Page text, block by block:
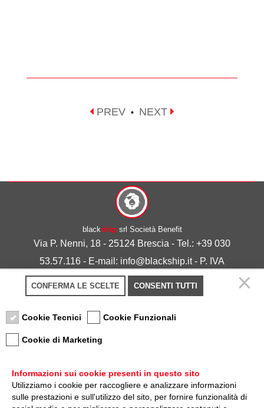
PREV • NEXT
blackshipsrl Società Benefit
Via P. Nenni, 18 - 25124 Brescia - Tel.: +39 030
53.57.116 - E-mail: info@blackship.it - P. IVA
03492980986
Privacy policy-Cookie policy
CONFERMA LE SCELTE CONSENTI TUTTI
Cookie Tecnici Cookie Funzionali
Cookie di Marketing
Informazioni sui cookie presenti in questo sito
Utilizziamo i cookie per raccogliere e analizzare informazioni
sulle prestazioni e sull'utilizzo del sito, per fornire funzionalità di